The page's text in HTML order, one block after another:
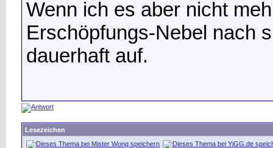
Wenn ich es aber nicht
Erschöpfungs-Nebel nach
dauerhaft auf.
Lesezeichen